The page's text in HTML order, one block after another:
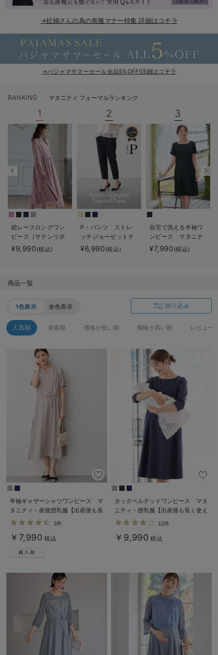
入院準備の持ち物チェック
→妊婦さんの為の喪服マナー特集 詳細はコチラ
→パジャマサマーセール全品5%OFF!詳細はコチラ
RANKING マタニティ フォーマルランキング
1
総レースロングワン
ピース（サテンリボ
ンベルト付） マタ
ニティ・授乳服【出
¥9,990(税込)
2
P・パンツ ストレ
ッチジョーゼットテ
ーパード
¥6,990(税込)
3
自宅で洗える半袖ワ
ンピース マタニテ
ィ・授乳服【出産後
も長く使える】
¥7,990(税込)
商品一覧
1色表示 全色表示 絞り込み
人気順 新着順 価格が低い順 価格が高い順 レビュー
半袖ギャザーシャツワンピース マ
タニティ・産後授乳服【出産後も長
く使える】
3件
￥7,990 税込
タックベルテッドワンピース マタ
ニティ・授乳服【出産後も長く使え
る】
12件
￥9,990 税込